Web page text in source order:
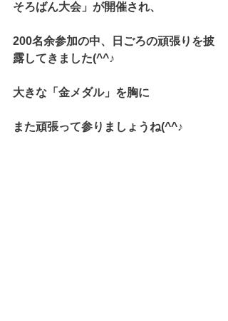
そろばん大会」が開催され、
200名余参加の中、日ごろの頑張りを披
露してきました(^^♪
大きな「金メダル」を胸に
また頑張って参りましょうね(^^♪